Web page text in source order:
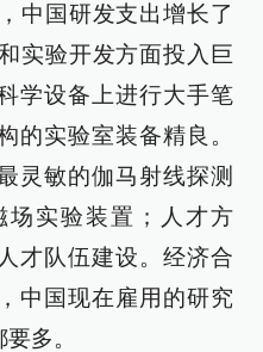
中国研发支出增长了
实验开发方面投入巨
学设备上进行大手笔
的实验室装备精良。
灵敏的伽马射线探测
场实验装置；人才方
才队伍建设。经济合
中国现在雇用的研究
多。